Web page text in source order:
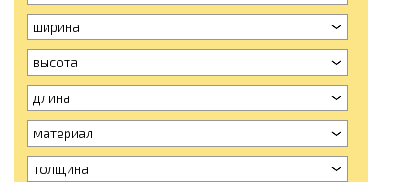
ширина
высота
длина
материал
толщина